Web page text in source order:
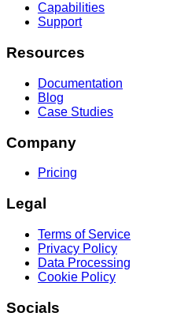
Capabilities
Support
Resources
Documentation
Blog
Case Studies
Company
Pricing
Legal
Terms of Service
Privacy Policy
Data Processing
Cookie Policy
Socials